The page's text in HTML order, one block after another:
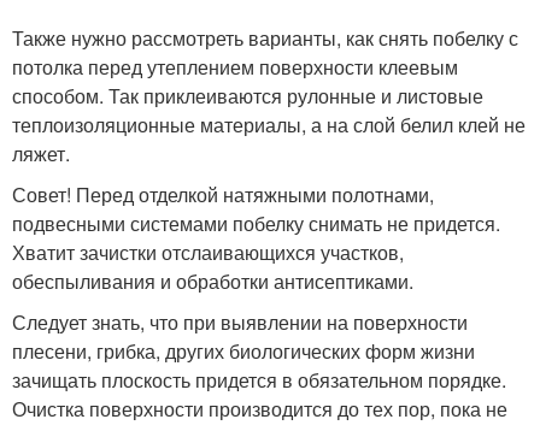
Также нужно рассмотреть варианты, как снять побелку с
потолка перед утеплением поверхности клеевым
способом. Так приклеиваются рулонные и листовые
теплоизоляционные материалы, а на слой белил клей не
ляжет.
Совет! Перед отделкой натяжными полотнами,
подвесными системами побелку снимать не придется.
Хватит зачистки отслаивающихся участков,
обеспыливания и обработки антисептиками.
Следует знать, что при выявлении на поверхности
плесени, грибка, других биологических форм жизни
зачищать плоскость придется в обязательном порядке.
Очистка поверхности производится до тех пор, пока не